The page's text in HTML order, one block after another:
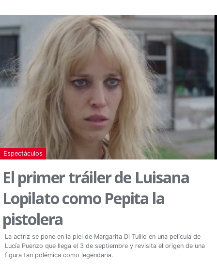
Espectáculos
El primer tráiler de Luisana
Lopilato como Pepita la
pistolera
La actriz se pone en la piel de Margarita Di Tullio en una película de
Lucía Puenzo que llega el 3 de septiembre y revisita el origen de una
figura tan polémica como legendaria.